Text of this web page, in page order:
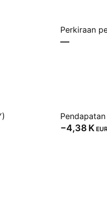
Perkiraan
—
‪−4,38 K‬